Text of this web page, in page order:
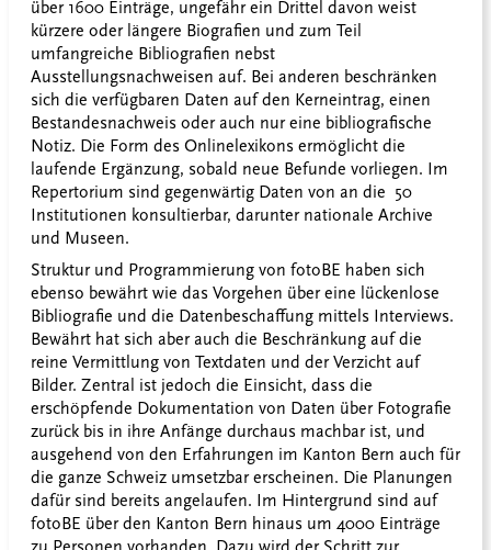
über 1600 Einträge, ungefähr ein Drittel davon weist
kürzere oder längere Biografien und zum Teil
umfangreiche Bibliografien nebst
Ausstellungsnachweisen auf. Bei anderen beschränken
sich die verfügbaren Daten auf den Kerneintrag, einen
Bestandesnachweis oder auch nur eine bibliografische
Notiz. Die Form des Onlinelexikons ermöglicht die
laufende Ergänzung, sobald neue Befunde vorliegen. Im
Repertorium sind gegenwärtig Daten von an die 50
Institutionen konsultierbar, darunter nationale Archive
und Museen.
Struktur und Programmierung von fotoBE haben sich
ebenso bewährt wie das Vorgehen über eine lückenlose
Bibliografie und die Datenbeschaffung mittels Interviews.
Bewährt hat sich aber auch die Beschränkung auf die
reine Vermittlung von Textdaten und der Verzicht auf
Bilder. Zentral ist jedoch die Einsicht, dass die
erschöpfende Dokumentation von Daten über Fotografie
zurück bis in ihre Anfänge durchaus machbar ist, und
ausgehend von den Erfahrungen im Kanton Bern auch für
die ganze Schweiz umsetzbar erscheinen. Die Planungen
dafür sind bereits angelaufen. Im Hintergrund sind auf
fotoBE über den Kanton Bern hinaus um 4000 Einträge